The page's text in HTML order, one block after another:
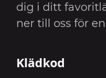
dig i ditt
ner till oss för
Klädkod